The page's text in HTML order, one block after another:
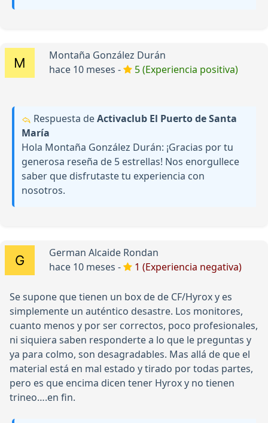
Montaña González Durán
hace 10 meses -
5 (Experiencia positiva)
Respuesta deActivaclub El Puerto de Santa
María
Hola Montaña González Durán: ¡Gracias por tu
generosa reseña de 5 estrellas! Nos enorgullece
saber que disfrutaste tu experiencia con
nosotros.
German Alcaide Rondan
hace 10 meses -
1 (Experiencia negativa)
Se supone que tienen un box de de CF/Hyrox y es
simplemente un auténtico desastre. Los monitores,
cuanto menos y por ser correctos, poco profesionales,
ni siquiera saben responderte a lo que le preguntas y
ya para colmo, son desagradables. Mas allá de que el
material está en mal estado y tirado por todas partes,
pero es que encima dicen tener Hyrox y no tienen
trineo….en fin.